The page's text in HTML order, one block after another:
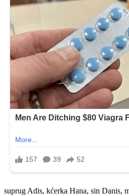
suprug Adis, kćerka Hana, sin Danis,